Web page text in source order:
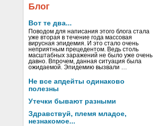
Блог
Вот те два...
Поводом для написания этого блога стала
уже вторая в течение года массовая
вирусная эпидемия. И это стало очень
неприятным прецедентом. Ведь столь
масштабных заражений не было уже очень
давно. Впрочем, данная ситуация была
ожидаемой. Эпидемию вызвали …
Не все апдейты одинаково
полезны
Утечки бывают разными
Здравствуй, племя младое,
незнакомое...